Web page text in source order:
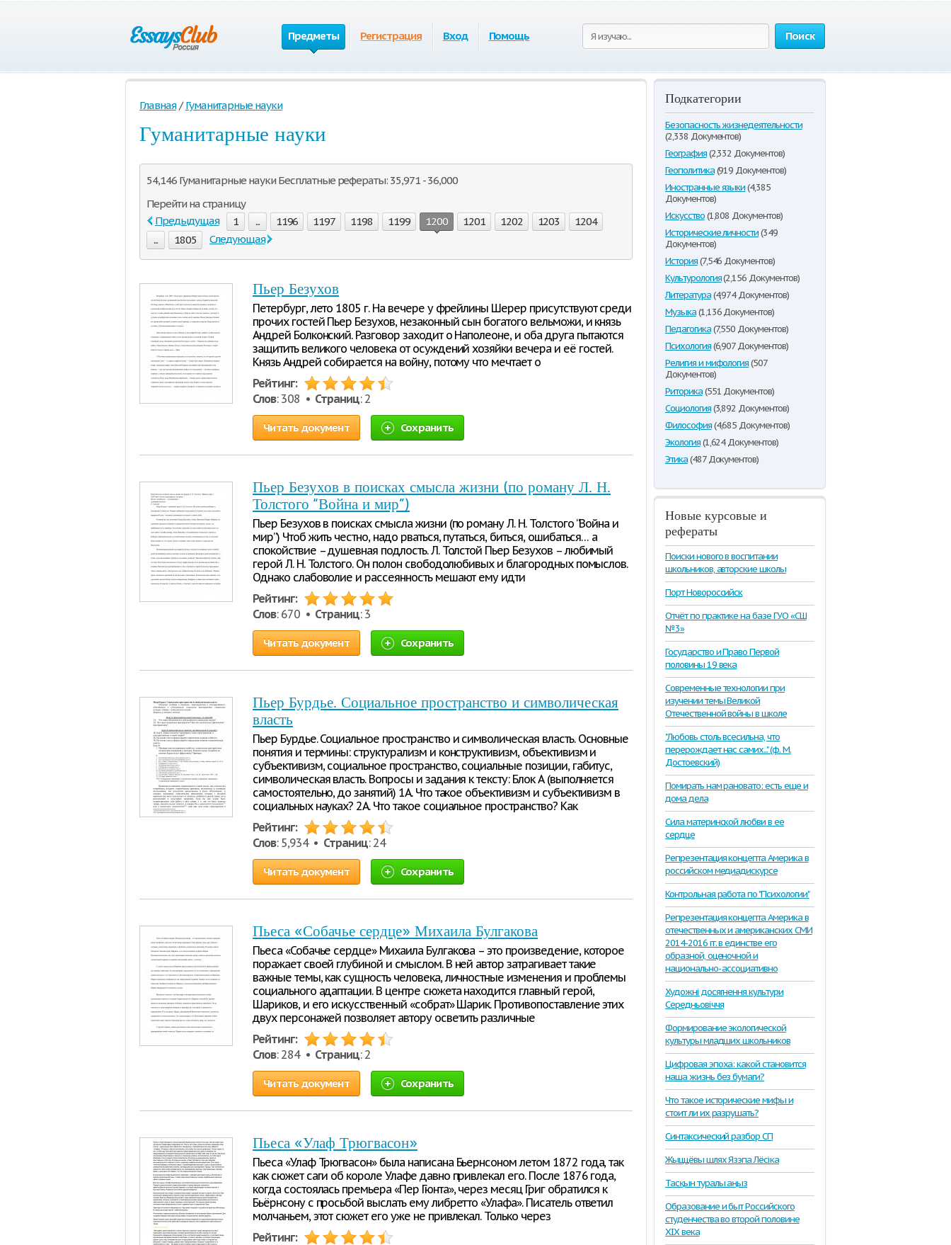
Поиск
Предметы Регистрация Вход Помощь
Главная / Гуманитарные науки
Гуманитарные науки
54,146 Гуманитарные науки Бесплатные рефераты: 35,971 - 36,000
Перейти на страницу
Предыдущая
1 ... 1196 1197 1198 1199 1200 1201 1202 1203
1204
...
1805 Следующая
Пьер Безухов
Петербург, лето 1805 г. На вечере у фрейлины Шерер присутствуют среди
прочих гостей Пьер Безухов, незаконный сын богатого вельможи, и князь
Андрей Болконский. Разговор заходит о Наполеоне, и оба друга пытаются
защитить великого человека от осуждений хозяйки вечера и её гостей.
Князь Андрей собирается на войну, потому что мечтает о
Рейтинг:
Слов: 308 • Страниц: 2
Читать документ Сохранить
Пьер Безухов в поисках смысла жизни (по роману Л. Н.
Толстого “Война и мир”)
Пьер Безухов в поисках смысла жизни (по роману Л. Н. Толстого “Война и
мир”) Чтоб жить честно, надо рваться, путаться, биться, ошибаться… а
спокойствие – душевная подлость. Л. Толстой Пьер Безухов – любимый
герой Л. Н. Толстого. Он полон свободолюбивых и благородных помыслов.
Однако слабоволие и рассеянность мешают ему идти
Рейтинг:
Слов: 670 • Страниц: 3
Читать документ Сохранить
Пьер Бурдье. Социальное пространство и символическая
власть
Пьер Бурдье. Социальное пространство и символическая власть. Основные
понятия и термины: структурализм и конструктивизм, объективизм и
субъективизм, социальное пространство, социальные позиции, габитус,
символическая власть. Вопросы и задания к тексту: Блок А (выполняется
самостоятельно, до занятий) 1А. Что такое объективизм и субъективизм в
социальных науках? 2А. Что такое социальное пространство? Как
Рейтинг:
Слов: 5,934 • Страниц: 24
Читать документ Сохранить
Пьеса «Собачье сердце» Михаила Булгакова
Пьеса «Собачье сердце» Михаила Булгакова – это произведение, которое
поражает своей глубиной и смыслом. В ней автор затрагивает такие
важные темы, как сущность человека, личностные изменения и проблемы
социального адаптации. В центре сюжета находится главный герой,
Шариков, и его искусственный «собрат» Шарик. Противопоставление этих
двух персонажей позволяет автору осветить различные
Рейтинг:
Слов: 284 • Страниц: 2
Читать документ Сохранить
Пьеса «Улаф Трюгвасон»
Пьеса «Улаф Трюгвасон» была написана Бьернсоном летом 1872 года, так
как сюжет саги об короле Улафе давно привлекал его. После 1876 года,
когда состоялась премьера «Пер Гюнта», через месяц Григ обратился к
Бьëрнсону с просьбой выслать ему либретто «Улафа». Писатель ответил
молчаньем, этот сюжет его уже не привлекал. Только через
Рейтинг:
Подкатегории
Безопасность жизнедеятельности
(2,338 Документов)
География(2,332 Документов)
Геополитика(919 Документов)
Иностранные языки(4,385
Документов)
Искусство(1,808 Документов)
Исторические личности(349
Документов)
История(7,546 Документов)
Культурология(2,156 Документов)
Литература(4,974 Документов)
Музыка(1,136 Документов)
Педагогика(7,550 Документов)
Психология(6,907 Документов)
Религия и мифология(507
Документов)
Риторика(551 Документов)
Социология(3,892 Документов)
Философия(4,685 Документов)
Экология(1,624 Документов)
Этика(487 Документов)
Новые курсовые и
рефераты
Поиски нового в воспитании
школьников, авторские школы
Порт Новороссийск
Отчёт по практике на базе ГУО «СШ
№3»
Государство и Право Первой
половины 19 века
Современные технологии при
изучении темы Великой
Отечественной войны в школе
"Любовь столь всесильна, что
перерождает нас самих..." (ф. М.
Достоевский)
Помирать нам рановато: есть еще и
дома дела
Сила материнской любви в ее
сердце
Репрезентация концепта Америка в
российском медиадискурсе
Контрольная работа по "Психологии"
Репрезентация концепта Америка в
отечественных и американских СМИ
2014-2016 гг. в единстве его
образной, оценочной и
национально- ассоциативно
Художні досягнення культури
Середньовіччя
Формирование экологической
культуры младших школьников
Цифровая эпоха: какой становится
наша жизнь без бумаги?
Что такое исторические мифы и
стоит ли их разрушать?
Синтаксический разбор СП
Жыццёвы шлях Язэпа Лёсіка
Тасқын туралы аңыз
Образование и быт Российского
студенчества во второй половине
ХIХ века